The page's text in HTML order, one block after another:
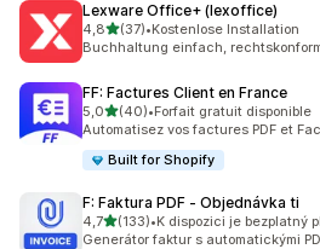
Lexware Office+ (lexoffice)
4,8z 5 hvězd
(37)
Celkový počet recenzí: 37
•Kostenlose Installation
Buchhaltung einfach,
FF: Factures Client en France
5,0z 5 hvězd
(40)
Celkový počet recenzí: 40
•Forfait gratuit disponible
Automatisez vos factures PDF et
Built for Shopify
F: Faktura PDF ‑ Objednávka ti
4,7z 5 hvězd
(133)
Celkový počet recenzí: 133
•K dispozici je bezplatný
Generátor faktur s automatickými